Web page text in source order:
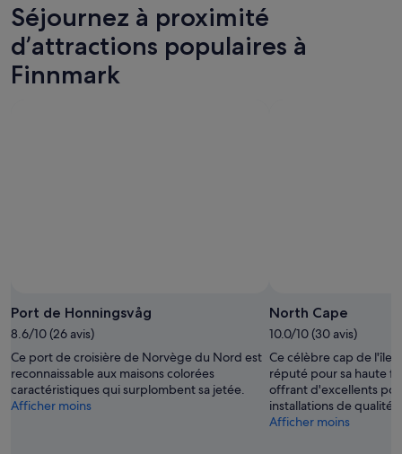
Séjournez à proximité
d’attractions populaires à
Finnmark
Port de Honningsvåg
8.6/10 (26 avis)
Ce port de croisière de Norvège du Nord est
reconnaissable aux maisons colorées
caractéristiques qui surplombent sa jetée.
Afficher moins
North Cape
10.0/10 (30 avis)
Ce célèbre cap de l'île
réputé pour sa haute
offrant d'excellents
installations de qualité.
Afficher moins